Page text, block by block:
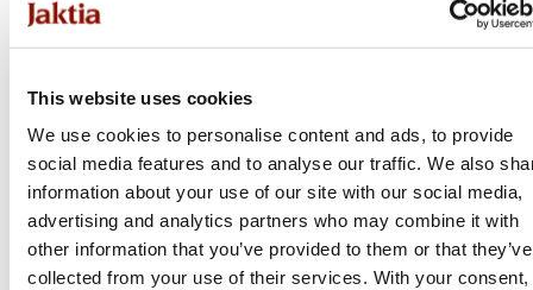
This website uses cookies
We use cookies to personalise content and ads, to provide
social media features and to analyse our traffic. We also
information about your use of our site with our social media,
advertising and analytics partners who may combine it with
other information that you’ve provided to them or that they’ve
collected from your use of their services. With your consent,